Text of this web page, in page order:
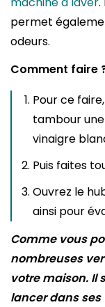
permet
odeurs.
Comment faire
Pour ce
tambour
vinaigre
Puis faites
Ouvrez le
ainsi pour
Comme vous
nombreuses
votre maison. Il
lancer dans